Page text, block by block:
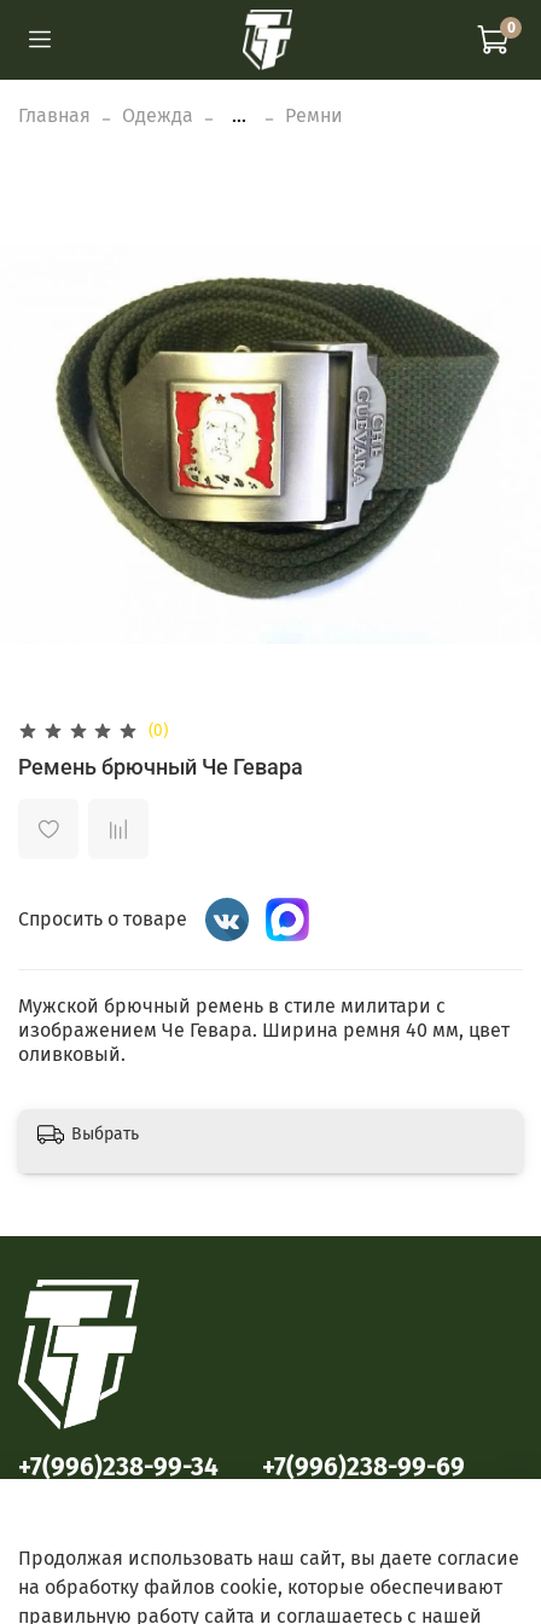
0
Главная Одежда ... Ремни
(0)
Ремень брючный Че Гевара
Спросить о товаре
Мужской брючный ремень в стиле милитари с
изображением Че Гевара. Ширина ремня 40 мм, цвет
оливковый.
Выбрать
+7(996)238-99-34 +7(996)238-99-69
Продолжая использовать наш сайт, вы даете согласие
на обработку файлов cookie, которые обеспечивают
правильную работу сайта и соглашаетесь с нашей